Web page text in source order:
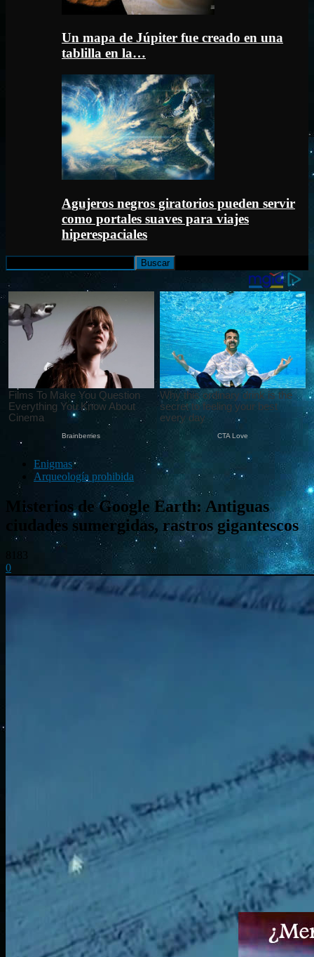
Un mapa de Júpiter fue creado en una
tablilla en la…
Agujeros negros giratorios pueden servir
como portales suaves para viajes
hiperespaciales
Enigmas
Arqueología prohibida
Misterios de Google Earth: Antiguas
ciudades sumergidas, rastros gigantescos
0